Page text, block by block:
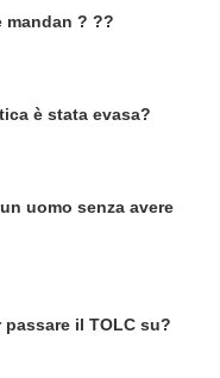
? ??
è stata evasa?
uomo senza avere
il TOLC su?